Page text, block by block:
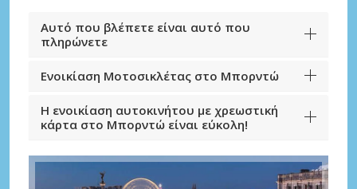
Αυτό που βλέπετε είναι αυτό που
πληρώνετε
Ενοικίαση Μοτοσικλέτας στο Μπορντώ
Η ενοικίαση αυτοκινήτου με χρεωστική
κάρτα στο Μπορντώ είναι εύκολη!